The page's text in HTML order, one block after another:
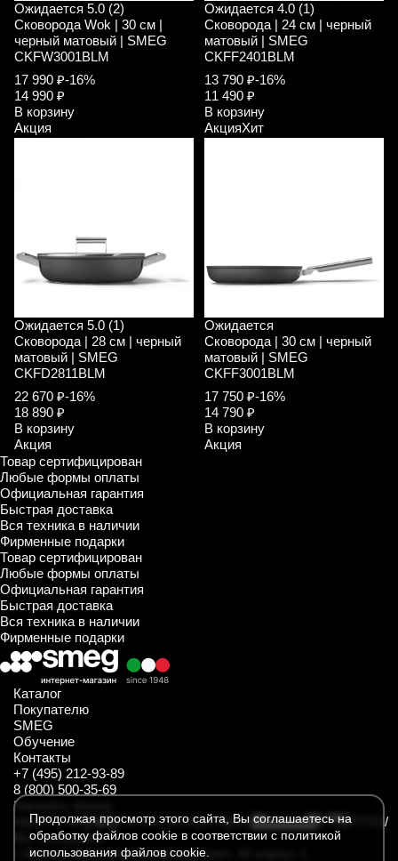
Ожидается 5.0 (2)
Сковорода Wok | 30 см |
черный матовый | SMEG
CKFW3001BLM
17 990 ₽-16%
14 990 ₽
В корзину
Акция
Ожидается 4.0 (1)
Сковорода | 24 см | черный
матовый | SMEG
CKFF2401BLM
13 790 ₽-16%
11 490 ₽
В корзину
АкцияХит
Ожидается 5.0 (1)
Сковорода | 28 см | черный
матовый | SMEG
CKFD2811BLM
22 670 ₽-16%
18 890 ₽
В корзину
Акция
Ожидается
Сковорода | 30 см | черный
матовый | SMEG
CKFF3001BLM
17 750 ₽-16%
14 790 ₽
В корзину
Акция
Товар сертифицирован
Любые формы оплаты
Официальная гарантия
Быстрая доставка
Вся техника в наличии
Фирменные подарки
Товар сертифицирован
Любые формы оплаты
Официальная гарантия
Быстрая доставка
Вся техника в наличии
Фирменные подарки
Каталог
Покупателю
SMEG
Обучение
Контакты
+7 (495) 212-93-89
8 (800) 500-35-69
Заказать звонок
https://t.me/SmegKitchen_bothttps://rutube.ru/channel/34547031/
Мы находимся
г. Москва, Комсомольский проспект, 46 корпус 1
Продолжая просмотр этого сайта, Вы соглашаетесь на
обработку файлов cookie в соответствии с политикой
использования файлов cookie.